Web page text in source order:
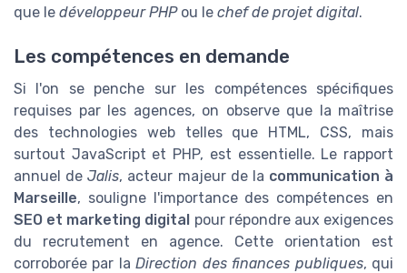
que le développeur PHPou le chef de projet digital.
Les compétences en demande
Si l'on se penche sur les compétences spécifiques
requises par les agences, on observe que la maîtrise
des technologies web telles que HTML, CSS, mais
surtout JavaScript et PHP, est essentielle. Le rapport
annuel deJalis, acteur majeur de la communication à
Marseille, souligne l'importance des compétences en
SEO et marketing digital pour répondre aux exigences
du recrutement en agence. Cette orientation est
corroborée par laDirection des finances publiques, qui